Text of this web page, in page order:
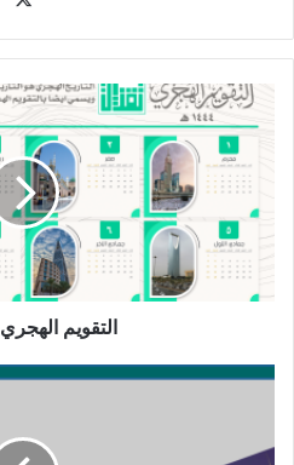
التقويم
الهجري
التقويم الهجري 1444هـ
العام